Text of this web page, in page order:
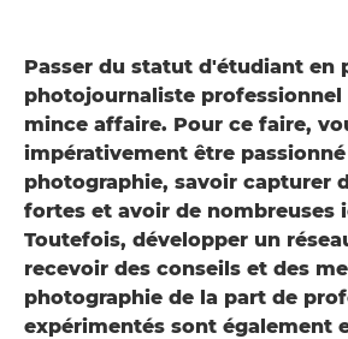
Passer du statut d'étudiant en
photojournaliste professionnel
mince affaire. Pour ce faire,
impérativement être
photographie, savoir capturer
fortes et avoir de nombreuses
Toutefois, développer un
recevoir des conseils et des
photographie de la part de
expérimentés sont également